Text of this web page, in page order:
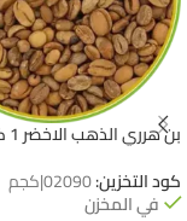
بن هرري الذهب الاخضر 1 كيلو
كود التخزين:02090|كجم
في المخزن